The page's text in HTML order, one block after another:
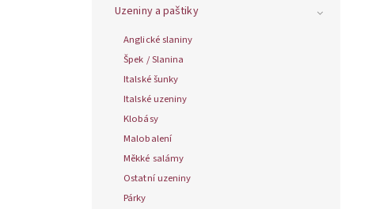
Uzeniny a paštiky
Anglické slaniny
Špek / Slanina
Italské šunky
Italské uzeniny
Klobásy
Malobalení
Měkké salámy
Ostatní uzeniny
Párky